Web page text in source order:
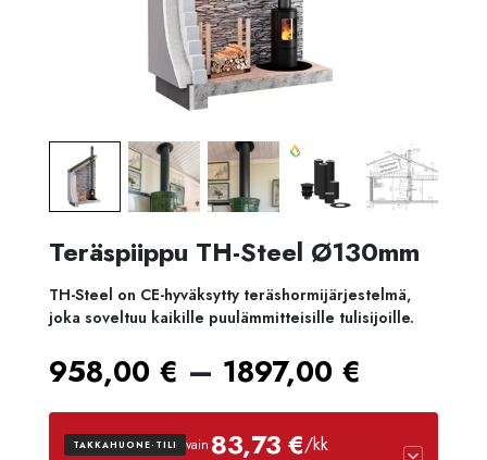
Teräspiippu TH-Steel Ø130mm
TH-Steel on CE-hyväksytty teräshormijärjestelmä,
joka soveltuu kaikille puulämmitteisille tulisijoille.
958,00 € – 1897,00 €
TAKKAHUONE-TILI vain 83,73 €/kk